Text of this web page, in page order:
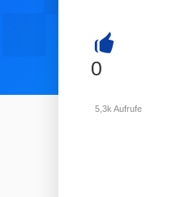
+
0
5,3k Aufrufe